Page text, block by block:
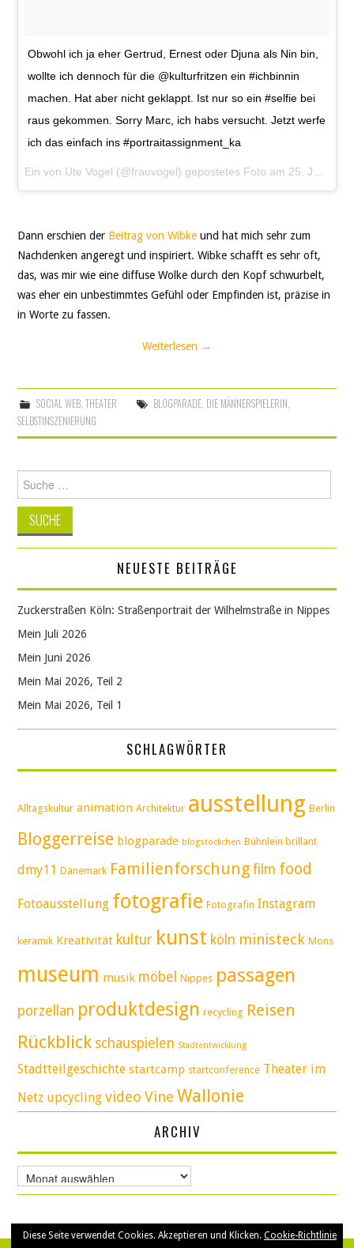
Obwohl ich ja eher Gertrud, Ernest oder Djuna als Nin bin,
wollte ich dennoch für die @kulturfritzen ein #ichbinnin
machen. Hat aber nicht geklappt. Ist nur so ein #selfie bei
raus gekommen. Sorry Marc, ich habs versucht. Jetzt werfe
ich das einfach ins #portraitassignment_ka
Ein von Ute Vogel (@frauvogel) gepostetes Foto am 25. Jan 2016 um 10:10 Uhr
Dann erschien der Beitrag von Wibke und hat mich sehr zum
Nachdenken angeregt und inspiriert. Wibke schafft es sehr oft,
das, was mir wie eine diffuse Wolke durch den Kopf schwurbelt,
was eher ein unbestimmtes Gefühl oder Empfinden ist, präzise in
in Worte zu fassen.
Weiterlesen →
SOCIAL WEB, THEATER BLOGPARADE, DIE MÄNNERSPIELERIN
SELBSTINSZENIERUNG
nach:
NEUESTE BEITRÄGE
Zuckerstraßen Köln: Straßenportrait der Wilhelmstraße in Nippes
Mein Juli 2026
Mein Juni 2026
Mein Mai 2026, Teil 2
Mein Mai 2026, Teil 1
SCHLAGWÖRTER
Alltagskultur animation Architektur ausstellung Berlin
Bloggerreise blogparade blogstöckchen Bühnlein brillant
dmy11 Dänemark Familienforschung film food
Fotoausstellung fotografie Fotografin Instagram
keramik Kreativität kultur kunst köln ministeck Mons
museum musik möbel Nippes passagen
porzellan produktdesign recycling Reisen
Rückblick schauspielen Stadtentwicklung
Stadtteilgeschichte startcamp startconference Theater im
Netz upcycling video Vine Wallonie
ARCHIV
Archiv
Diese Seite verwendet Cookies. Akzeptieren und Klicken. Cookie-Richtlinie